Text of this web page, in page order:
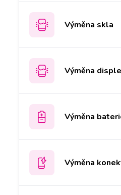
Výměna skla
Výměna
Výměna
Výměna